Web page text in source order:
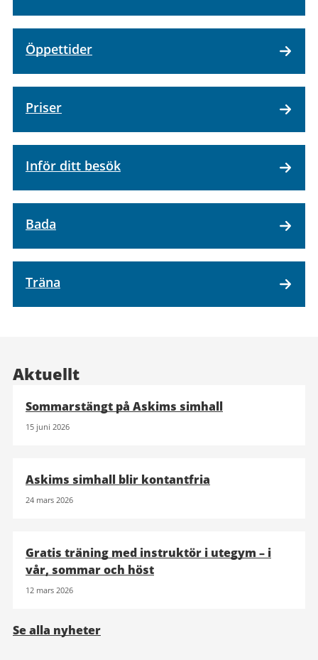
Öppettider
Priser
Inför ditt besök
Bada
Träna
Aktuellt
Sommarstängt på Askims simhall
15 juni 2026
Askims simhall blir kontantfria
24 mars 2026
Gratis träning med instruktör i utegym – i
vår, sommar och höst
12 mars 2026
Se alla nyheter